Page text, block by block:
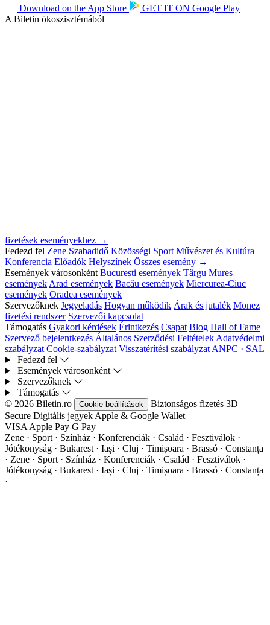
Download on theApp Store GET IT ON Google Play
A Biletin ökoszisztémából
fizetések eseményekhez →
Fedezd fel Zene Szabadidő Közösségi Sport Művészet és Kultúra
Konferencia Előadók Helyszínek Összes esemény →
Események városonként București események Târgu Mureș
eseményekArad események Bacău események Miercurea-Ciuc
események Oradea események
Szervezőknek Jegyeladás Hogyan működik Árak és jutalék Monez
fizetési rendszer Szervezői kapcsolat
Támogatás Gyakori kérdések Érintkezés Csapat Blog Hall of Fame
Szervező bejelentkezés Általános Szerződési FeltételekAdatvédelmi
szabályzat Cookie-szabályzat Visszatérítési szabályzatANPC · SAL
Fedezd fel
Események városonként
Szervezőknek
Támogatás
© 2026 Biletin.ro
Cookie-beállítások Biztonságos fizetés 3D
Secure Digitális jegyekApple & Google Wallet
VISAApple Pay G Pay
Zene · Sport · Színház · Konferenciák · Család · Fesztiválok ·
Jótékonyság · Bukarest · Iași · Cluj · Timișoara · Brassó · Constanța
· Zene · Sport · Színház · Konferenciák · Család · Fesztiválok ·
Jótékonyság · Bukarest · Iași · Cluj · Timișoara · Brassó · Constanța
·